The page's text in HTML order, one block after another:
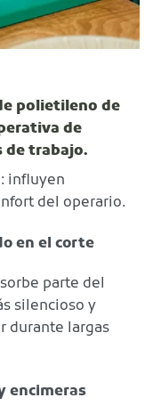
polietileno de
de
de trabajo.
influyen
del operario.
en el corte
parte del
silencioso y
durante largas
encimeras